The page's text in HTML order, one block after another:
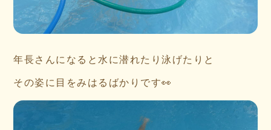
年長さんになると水に潜れたり泳げたりと
その姿に目をみはるばかりです👀